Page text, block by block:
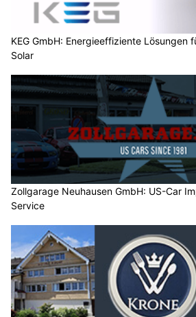
KEG GmbH: Energieeffiziente Lösungen
Solar
Zollgarage Neuhausen GmbH: US-Car
Service